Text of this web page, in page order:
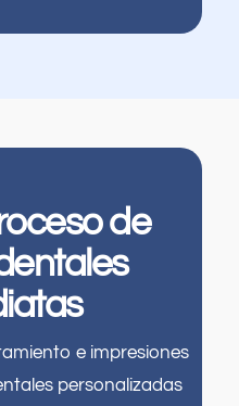
de
e impresiones
personalizadas
masticar o
puentes o
o desgastados.
desgastados
trae